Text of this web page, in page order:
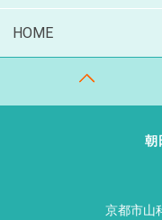
HOME
朝
京都市山